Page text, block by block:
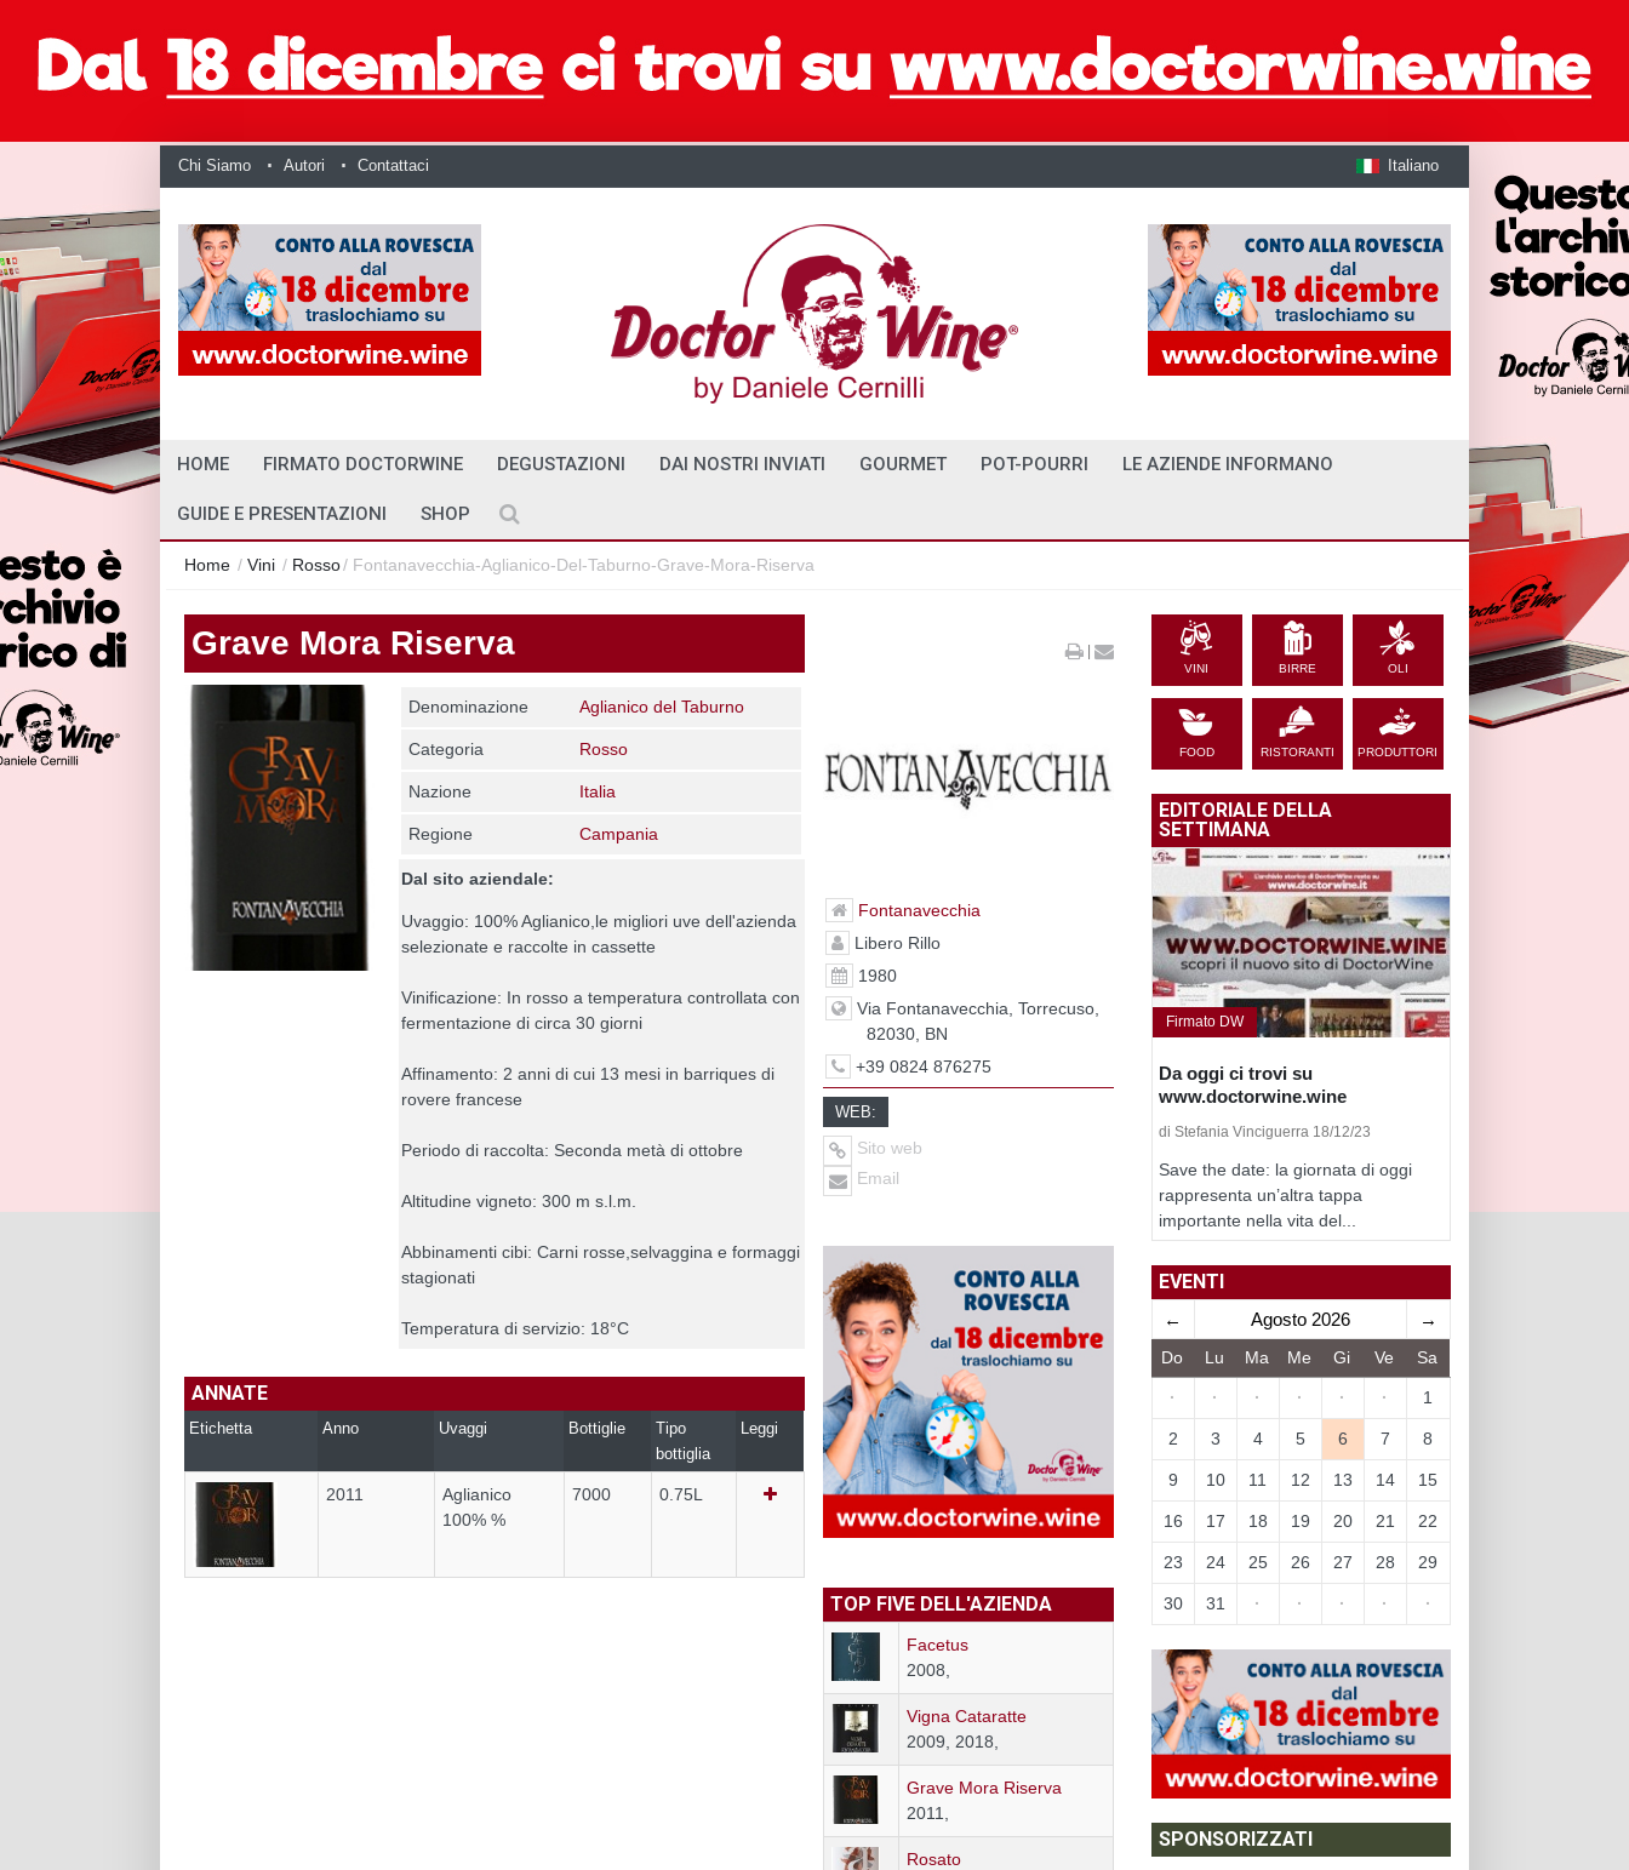
Chi Siamo Autori Contattaci Italiano
HOME FIRMATO DOCTORWINE DEGUSTAZIONI DAI NOSTRI INVIATI GOURMET POT-POURRI LE AZIENDE INFORMANO
GUIDE E PRESENTAZIONI SHOP
Home / Vini / Rosso/ Fontanavecchia-Aglianico-Del-Taburno-Grave-Mora-Riserva
Grave Mora Riserva
Denominazione Aglianico del Taburno
Categoria Rosso
Nazione Italia
Regione Campania
Dal sito aziendale:
Uvaggio: 100% Aglianico,le migliori uve dell'azienda
selezionate e raccolte in cassette
Vinificazione: In rosso a temperatura controllata con
fermentazione di circa 30 giorni
Affinamento: 2 anni di cui 13 mesi in barriques di
rovere francese
Periodo di raccolta: Seconda metà di ottobre
Altitudine vigneto: 300 m s.l.m.
Abbinamenti cibi: Carni rosse,selvaggina e formaggi
stagionati
Temperatura di servizio: 18°C
ANNATE
Etichetta Anno Uvaggi Bottiglie
Tipo
bottiglia
Leggi
2011
Aglianico
100% %
7000 0.75L
|
Fontanavecchia
Libero Rillo
1980
Via Fontanavecchia, Torrecuso,
82030, BN
+39 0824 876275
WEB:
Sito web
Email
TOP FIVE DELL'AZIENDA
Facetus
2008,
Vigna Cataratte
2009, 2018,
Grave Mora Riserva
2011,
Rosato
VINI BIRRE OLI
FOOD RISTORANTI PRODUTTORI
EDITORIALE DELLA
SETTIMANA
Firmato DW
Da oggi ci trovi su
www.doctorwine.wine
di Stefania Vinciguerra 18/12/23
Save the date: la giornata di oggi
rappresenta un’altra tappa
importante nella vita del...
EVENTI
← Agosto 2026 →
Do Lu Ma Me Gi Ve Sa
· · · · · · 1
2 3 4 5 6 7 8
9 10 11 12 13 14 15
16 17 18 19 20 21 22
23 24 25 26 27 28 29
30 31 · · · · ·
SPONSORIZZATI